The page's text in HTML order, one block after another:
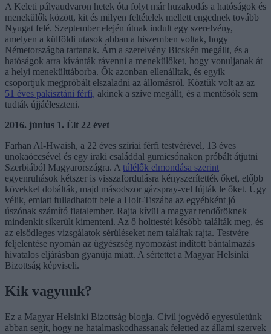
A Keleti pályaudvaron hetek óta folyt már huzakodás a hatóságok és
menekülők között, kit és milyen feltételek mellett engednek tovább
Nyugat felé. Szeptember elején útnak indult egy szerelvény,
amelyen a külföldi utasok abban a hiszemben voltak, hogy
Németországba tartanak. Ám a szerelvény Bicskén megállt, és a
hatóságok arra kívánták rávenni a menekülőket, hogy vonuljanak át
a helyi menekülttáborba. Ők azonban ellenálltak, és egyik
csoportjuk megpróbált elszaladni az állomásról. Köztük volt az az
51 éves pakisztáni férfi, akinek a szíve megállt, és a mentősök sem
tudták újjáéleszteni.
2016. június 1. Élt 22 évet
Farhan Al-Hwaish, a 22 éves szíriai férfi testvérével, 13 éves
unokaöccsével és egy iraki családdal gumicsónakon próbált átjutni
Szerbiából Magyarországra. A túlélők elmondása szerint
egyenruhások kétszer is visszafordulásra kényszerítették őket, előbb
kövekkel dobálták, majd másodszor gázspray-vel fújták le őket. Úgy
vélik, emiatt fulladhatott bele a Holt-Tiszába az egyébként jó
úszónak számító fiatalember. Rajta kívül a magyar rendőröknek
mindenkit sikerült kimenteni. Az ő holttestét később találták meg, és
az elsődleges vizsgálatok sérüléseket nem találtak rajta. Testvére
feljelentése nyomán az ügyészség nyomozást indított bántalmazás
hivatalos eljárásban gyanúja miatt. A sértettet a Magyar Helsinki
Bizottság képviseli.
Kik vagyunk?
Ez a Magyar Helsinki Bizottság blogja. Civil jogvédő egyesületünk
abban segít, hogy ne hatalmaskodhassanak feletted az állami szervek